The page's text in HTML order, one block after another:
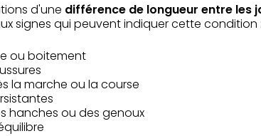
d'une différence de longueur entre les
signes qui peuvent indiquer cette condition :
ou boitement
la marche ou la course
hanches ou des genoux